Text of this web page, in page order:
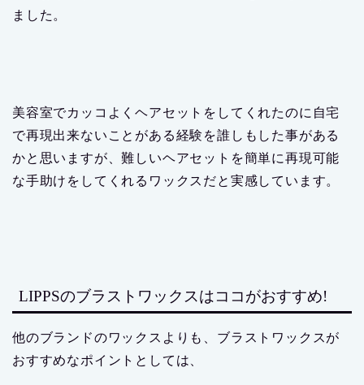
ました。
美容室でカッコよくヘアセットをしてくれたのに自宅
で再現出来ないことがある経験を誰しもした事がある
かと思いますが、難しいヘアセットを簡単に再現可能
な手助けをしてくれるワックスだと実感しています。
LIPPSのブラストワックスはココがおすすめ!
他のブランドのワックスよりも、ブラストワックスが
おすすめなポイントとしては、